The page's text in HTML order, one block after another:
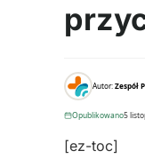
Autor:Zespół
Opublikowano5
[ez-toc]